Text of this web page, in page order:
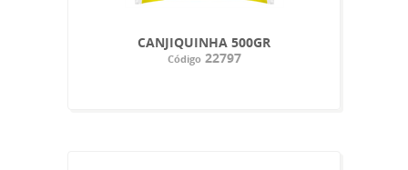
CANJIQUINHA 500GR
Código22797